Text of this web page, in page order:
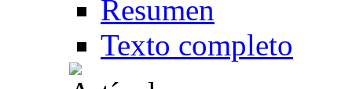
Resumen
Texto completo